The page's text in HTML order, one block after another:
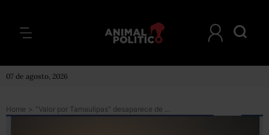
07 de agosto, 2026
Home > “Valor por Tamaulipas” desaparece de Facebook y Twitter